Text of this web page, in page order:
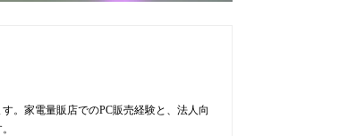
。家電量販店でのPC販売経験と、法人向